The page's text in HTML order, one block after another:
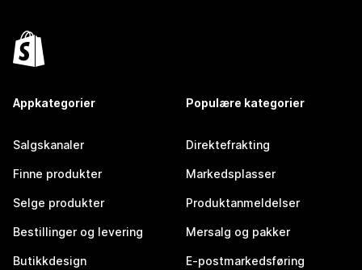
Appkategorier
Salgskanaler
Finne produkter
Selge produkter
Bestillinger og levering
Butikkdesign
Populære kategorier
Direktefrakting
Markedsplasser
Produktanmeldelser
Mersalg og pakker
E-postmarkedsføring